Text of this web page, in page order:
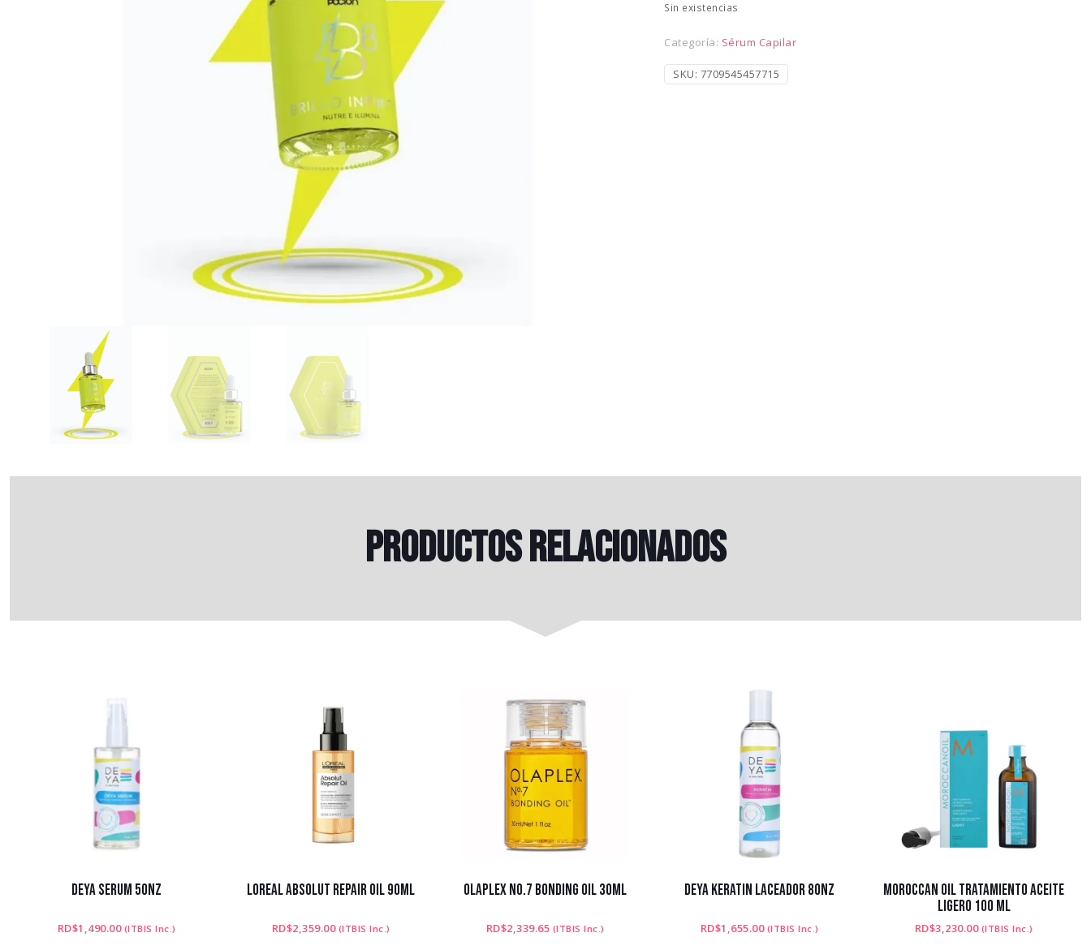
Sin existencias
Categoría: Sérum Capilar
SKU: 7709545457715
Productos relacionados
DEYA SERUM 5ONZ
RD$1,490.00 (ITBIS Inc.)
LOREAL ABSOLUT REPAIR OIL 90ML
RD$2,359.00 (ITBIS Inc.)
OLAPLEX NO.7 BONDING OIL 30ML
RD$2,339.65 (ITBIS Inc.)
DEYA KERATIN LACEADOR 8ONZ
RD$1,655.00 (ITBIS Inc.)
MOROCCAN OIL TRATAMIENTO ACEITE
LIGERO 100 ML
RD$3,230.00 (ITBIS Inc.)